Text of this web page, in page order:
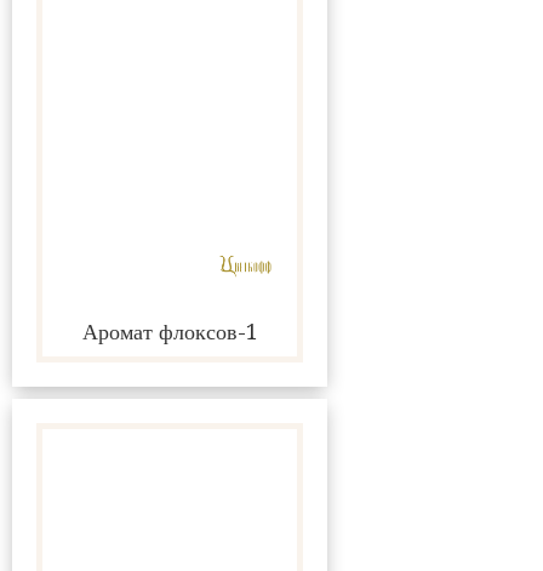
Аромат флоксов-1